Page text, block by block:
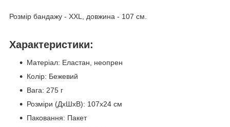
Розмір бандажу - ХХL, довжина - 107 см.
Характеристики:
Матеріал: Еластан, неопрен
Колір: Бежевий
Вага: 275 г
Розміри (ДхШхВ): 107х24 см
Паковання: Пакет